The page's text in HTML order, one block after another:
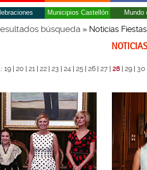
Municipios Castellón Mundo
búsqueda» Noticias
19| 20 21| 22| 23 24| 25| 26| 27| 28| 29| 30